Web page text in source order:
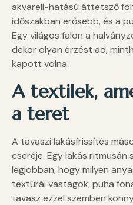
akvarell-hatású áttetsző
időszakban erősebb, és a
Egy világos falon a
dekor olyan érzést ad,
kapott volna.
A textilek,
a teret
A tavaszi lakásfrissítés
cseréje. Egy lakás ritmusán
legjobban, hogy milyen
textúrái vastagok, puha
tavasz ezzel szemben